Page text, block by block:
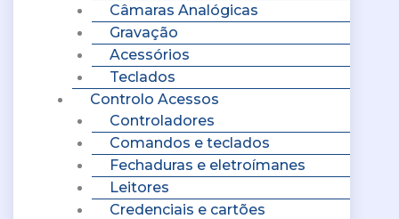
Câmaras Analógicas
Gravação
Acessórios
Teclados
Controlo Acessos
Controladores
Comandos e teclados
Fechaduras e eletroímanes
Leitores
Credenciais e cartões